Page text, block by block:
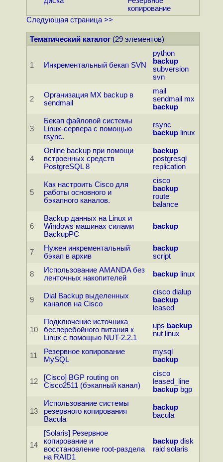
копирование
Следующая страница >>
Тематический каталог(29 элементов)
1 Инкрементальный бекап SVN
python
backup
subversion
svn
2
Организация MX backup в
sendmail
mail
sendmail mx
backup
3
Бекап файловой системы
Linux-сервера с помощью
rsync.
rsync
backup linux
4
Online backup при помощи
встроенных средств
PostgreSQL 8
backup
postgresql
replication
5
Как настроить Cisco для
работы основного и
бэкапного каналов.
cisco
backup
route
balance
6
Backup данных на Linux и
Windows машинах силами
BackupPC
backup
7
Hужен инкpементальный
бэкап в аpхив
backup
script
8
Использование AMANDA без
ленточных накопителей
backup linux
9
Dial Backup выделенных
каналов на Cisco
cisco dialup
backup
leased
10
Подключение источника
бесперебойного питания к
Linux с помощью NUT-2.2.1
ups backup
nut linux
11
Резервное копирование
MySQL
mysql
backup
12
[Cisco] BGP routing on
Cisco2511 (бэкапный канал)
cisco
leased_line
backup bgp
13
Использование системы
резервного копирования
Bacula
backup
bacula
14
[Solaris] Резервное
копирование и
восстановление root-раздела
на RAID1
backup disk
raid solaris